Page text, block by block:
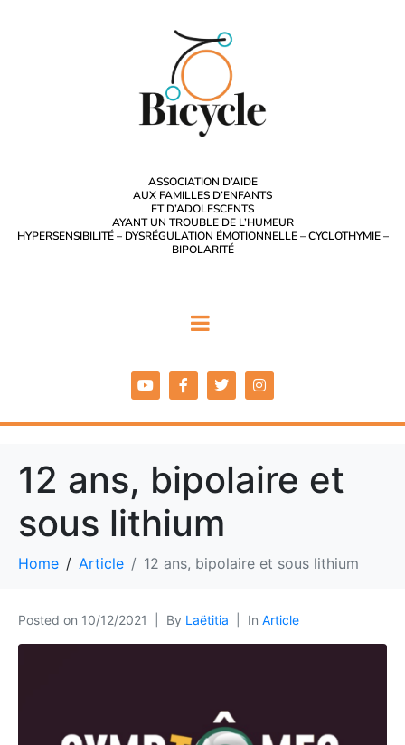
ASSOCIATION D’AIDE
AUX FAMILLES D’ENFANTS
ET D’ADOLESCENTS
AYANT UN TROUBLE DE L’HUMEUR
HYPERSENSIBILITÉ – DYSRÉGULATION ÉMOTIONNELLE – CYCLOTHYMIE –
BIPOLARITÉ
12 ans, bipolaire et
sous lithium
Home Article 12 ans, bipolaire et sous lithium
Posted on 10/12/2021 By Laëtitia In Article